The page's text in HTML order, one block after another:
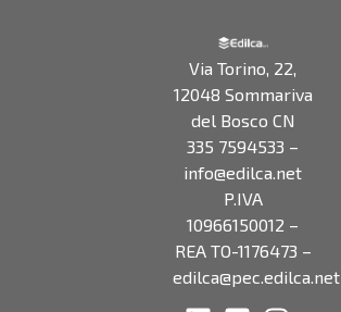
Via Torino, 22,
12048 Sommariva
del Bosco CN
335 7594533 –
info@edilca.net
P.IVA
10966150012 –
REA TO-1176473 –
edilca@pec.edilca.net